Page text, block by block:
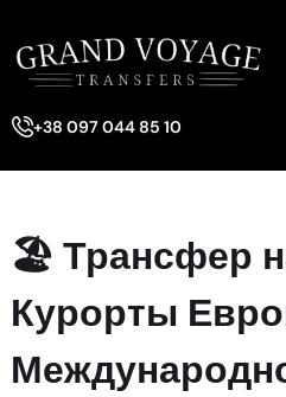
+38 097 044 85 10
🏖 Трансфер
Курорты